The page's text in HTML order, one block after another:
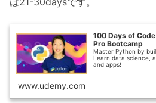
100 Days of
Pro Bootcamp
Master Python by
Learn data science,
and apps!
www.udemy.com